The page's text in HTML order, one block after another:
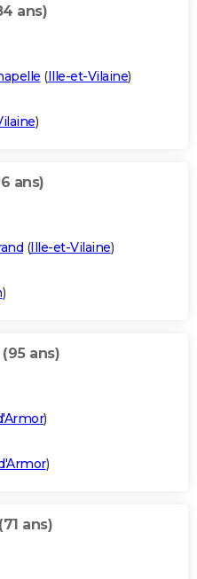
ans)
(Ille-et-Vilaine)
)
ans)
(Ille-et-Vilaine)
)
(95 ans)
)
)
(71 ans)